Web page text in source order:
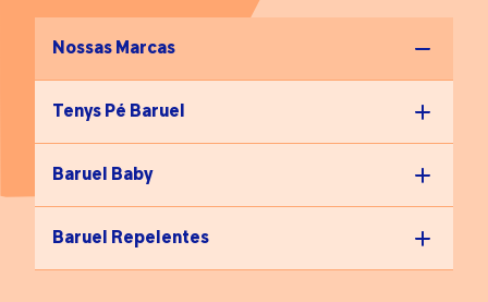
Nossas Marcas
Tenys Pé Baruel
Baruel Baby
Baruel Repelentes